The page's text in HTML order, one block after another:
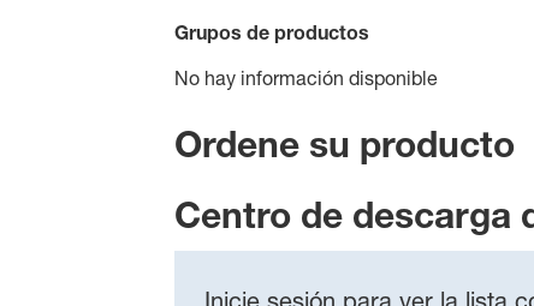
Grupos de productos
No hay información disponible
Ordene su producto
Centro de descarga